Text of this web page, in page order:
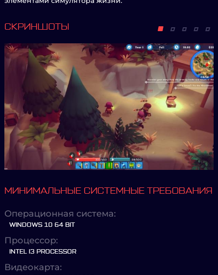
СКРИНШОТЫ
МИНИМАЛЬНЫЕ СИСТЕМНЫЕ ТРЕБОВАНИЯ
Операционная система:
WINDOWS 10 64 BIT
Процессор:
INTEL I3 PROCESSOR
Видеокарта: